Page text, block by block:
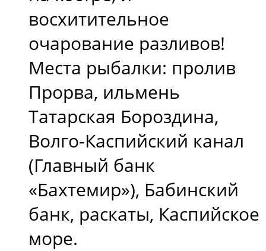
восхитительное
очарование разливов!
Места рыбалки: пролив
Прорва, ильмень
Татарская Бороздина,
Волго-Каспийский канал
(Главный банк
«Бахтемир»), Бабинский
банк, раскаты, Каспийское
море.